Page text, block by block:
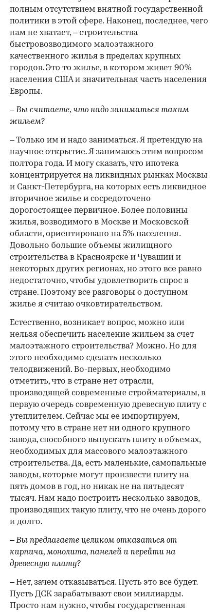
полным отсутствием внятной государственной
политики в этой сфере. Наконец, последнее, чего
нам не хватает, – строительства
быстровозводимого малоэтажного
качественного жилья в пределах крупных
городов. Это то жилье, в котором живет 90%
населения США и значительная часть населения
Европы.
– Вы считаете, что надо заниматься таким
жильем?
– Только им и надо заниматься. Я претендую на
научное открытие. Я занимаюсь этим вопросом
полтора года. И могу сказать, что ипотека
концентрируется на ликвидных рынках Москвы
и Санкт-Петербурга, на которых есть ликвидное
вторичное жилье и сосредоточено
дорогостоящее первичное. Более половины
жилья, возводимого в Москве и Московской
области, ориентировано на 5% населения.
Довольно большие объемы жилищного
строительства в Красноярске и Чувашии и
некоторых других регионах, но этого все равно
недостаточно, чтобы удовлетворить спрос в
стране. Поэтому все разговоры о доступном
жилье я считаю очковтирательством.
Естественно, возникает вопрос, можно или
нельзя обеспечить население жильем за счет
малоэтажного строительства? Можно. Но для
этого необходимо сделать несколько
телодвижений. Во-первых, необходимо
отметить, что в стране нет отрасли,
производящей современные стройматериалы, в
первую очередь современную древесную плиту с
утеплителем. Сейчас мы ее импортируем,
потому что в стране нет ни одного крупного
завода, способного выпускать плиту в объемах,
необходимых для массового малоэтажного
строительства. Да, есть маленькие, самопальные
заводы, которые могут произвести плиту на
пять домов в год, но никак не на пятьдесят
тысяч. Нам надо построить несколько заводов,
производящих такую плиту, что не очень дорого
и долго.
– Вы предлагаете целиком отказаться от
кирпича, монолита, панелей и перейти на
древесную плиту?
– Нет, зачем отказываться. Пусть это все будет.
Пусть ДСК зарабатывают свои миллиарды.
Просто нам нужно, чтобы государственная